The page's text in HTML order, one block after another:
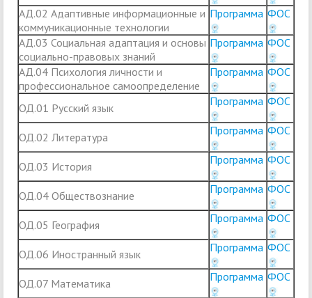
АД.02 Адаптивные информационные и
коммуникационные технологии
Программа ФОС
АД.03 Социальная адаптация и основы
социально-правовых знаний
Программа ФОС
АД.04 Психология личности и
профессиональное самоопределение
Программа ФОС
ОД.01 Русский язык Программа ФОС
ОД.02 Литература Программа ФОС
ОД.03 История Программа ФОС
ОД.04 Обществознание Программа ФОС
ОД.05 География Программа ФОС
ОД.06 Иностранный язык Программа ФОС
ОД.07 Математика Программа ФОС